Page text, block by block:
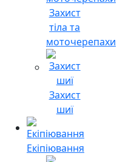
Захист
тіла та
моточерепахи
Захист
шиї
Екіпіювання